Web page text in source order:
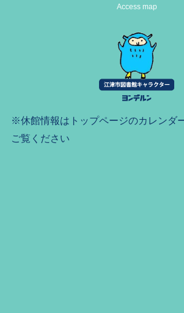
Access map
※休館情報はトップページのカレンダ
ご覧ください